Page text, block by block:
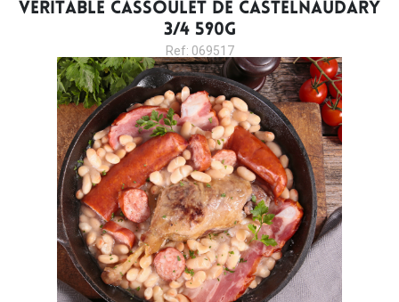
VERITABLE CASSOULET DE CASTELNAUDARY
3/4 590G
Ref: 069517